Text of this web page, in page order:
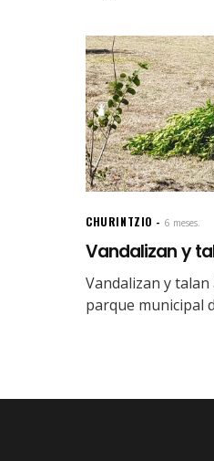
CHURINTZIO 6 meses.
Vandalizan y
Vandalizan y
parque municipal